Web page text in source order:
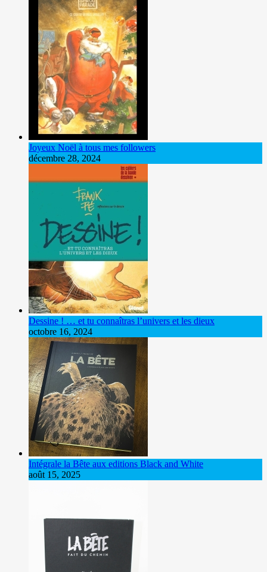
Joyeux Noël à tous mes followers
décembre 28, 2024
Dessine ! … et tu connaîtras l’univers et les dieux
octobre 16, 2024
Intégrale la Bête aux editions Black and White
août 15, 2025